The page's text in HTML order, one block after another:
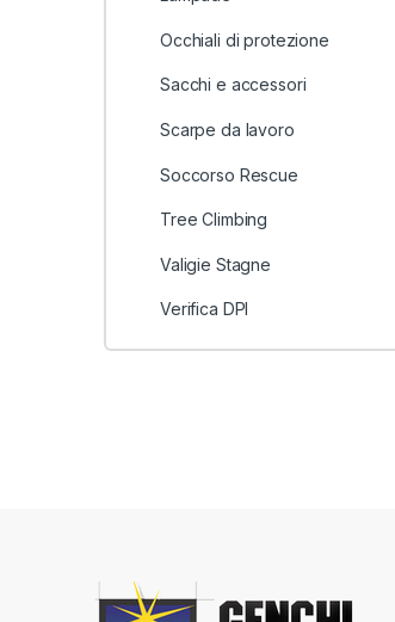
Occhiali di protezione
Sacchi e accessori
Scarpe da lavoro
Soccorso Rescue
Tree Climbing
Valigie Stagne
Verifica DPI